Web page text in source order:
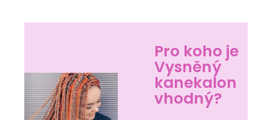
Pro koho je
Vysněný
kanekalon
vhodný?